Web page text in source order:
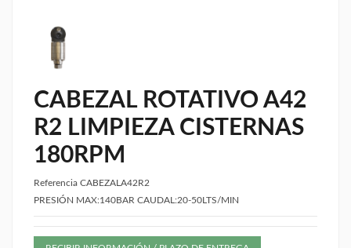
CABEZAL ROTATIVO A42
R2 LIMPIEZA CISTERNAS
180RPM
Referencia CABEZALA42R2
PRESIÓN MAX:140BAR CAUDAL:20-50LTS/MIN